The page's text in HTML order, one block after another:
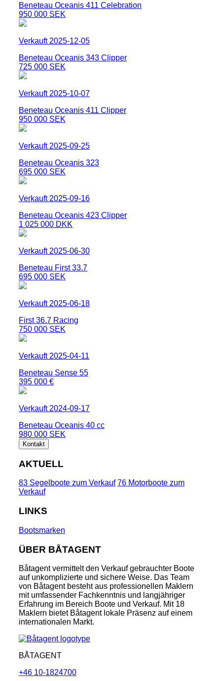
Beneteau Oceanis 411 Celebration
950 000 SEK
Verkauft 2025-12-05
Beneteau Oceanis 343 Clipper
725 000 SEK
Verkauft 2025-10-07
Beneteau Oceanis 411 Clipper
950 000 SEK
Verkauft 2025-09-25
Beneteau Oceanis 323
695 000 SEK
Verkauft 2025-09-16
Beneteau Oceanis 423 Clipper
1 025 000 DKK
Verkauft 2025-06-30
Beneteau First 33.7
695 000 SEK
Verkauft 2025-06-18
First 36.7 Racing
750 000 SEK
Verkauft 2025-04-11
Beneteau Sense 55
395 000 €
Verkauft 2024-09-17
Beneteau Oceanis 40 cc
980 000 SEK
Kontakt
AKTUELL
83 Segelboote zum Verkauf 76 Motorboote zum
Verkauf
LINKS
Bootsmarken
ÜBER BÅTAGENT
Båtagent vermittelt den Verkauf gebrauchter Boote
auf unkomplizierte und sichere Weise. Das Team
von Båtagent besteht aus professionellen Maklern
mit umfassender Fachkenntnis und langjähriger
Erfahrung im Bereich Boote und Verkauf. Mit 18
Maklern bietet Båtagent lokale Präsenz auf einem
internationalen Markt.
BÅTAGENT
+46 10-1824700